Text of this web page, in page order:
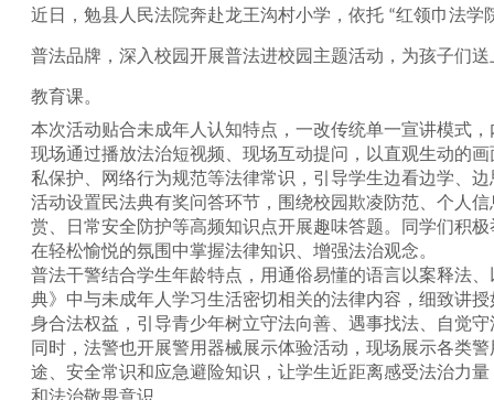
近日，勉县人民法院奔赴龙王沟村小学，依托 “红领巾法学
普法品牌，深入校园开展普法进校园主题活动，为孩子们
教育课。
本次活动贴合未成年人认知特点，一改传统单一宣讲模式
现场通过播放法治短视频、现场互动提问，以直观生动的
私保护、网络行为规范等法律常识，引导学生边看边学、边
活动设置民法典有奖问答环节，围绕校园欺凌防范、个人
赏、日常安全防护等高频知识点开展趣味答题。同学们积
在轻松愉悦的氛围中掌握法律知识、增强法治观念。
普法干警结合学生年龄特点，用通俗易懂的语言以案释法
典》中与未成年人学习生活密切相关的法律内容，细致讲
身合法权益，引导青少年树立守法向善、遇事找法、自觉
同时，法警也开展警用器械展示体验活动，现场展示各类
途、安全常识和应急避险知识，让学生近距离感受法治力